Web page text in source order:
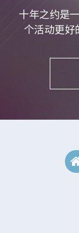
十年之约是
个活动更好